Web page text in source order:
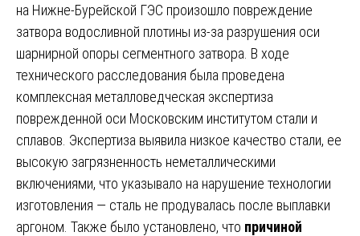
на Нижне-Бурейской ГЭС произошло повреждение
затвора водосливной плотины из-за разрушения оси
шарнирной опоры сегментного затвора. В ходе
технического расследования была проведена
комплексная металловедческая экспертиза
поврежденной оси Московским институтом стали и
сплавов. Экспертиза выявила низкое качество стали, ее
высокую загрязненность неметаллическими
включениями, что указывало на нарушение технологии
изготовления — сталь не продувалась после выплавки
аргоном. Также было установлено, что причиной